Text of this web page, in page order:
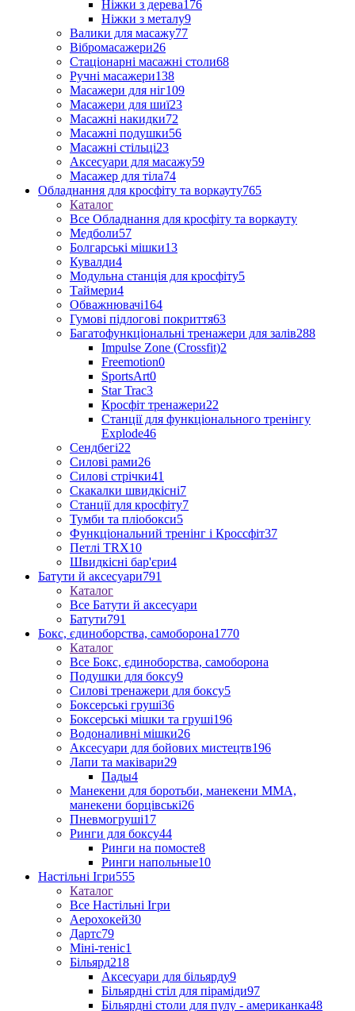
Ніжки з дерева176
Ніжки з металу9
Валики для масажу77
Вібромасажери26
Стаціонарні масажні столи68
Ручні масажери138
Масажери для ніг109
Масажери для шиї23
Масажні накидки72
Масажні подушки56
Масажні стільці23
Аксесуари для масажу59
Масажер для тіла74
Обладнання для кросфіту та воркауту765
Каталог
Все Обладнання для кросфіту та воркауту
Медболи57
Болгарські мішки13
Кувалди4
Модульна станція для кросфіту5
Таймери4
Обважнювачі164
Гумові підлогові покриття63
Багатофункціональні тренажери для залів288
Impulse Zone (Crossfit)2
Freemotion0
SportsArt0
Star Trac3
Кросфіт тренажери22
Станції для функціонального тренінгу
Explode46
Сендбегі22
Силові рами26
Силові стрічки41
Скакалки швидкісні7
Станції для кросфіту7
Тумби та пліобокси5
Функціональний тренінг і Кроссфіт37
Петлі TRX10
Швидкісні бар'єри4
Батути й аксесуари791
Каталог
Все Батути й аксесуари
Батути791
Бокс, єдиноборства, самоборона1770
Каталог
Все Бокс, єдиноборства, самоборона
Подушки для боксу9
Силові тренажери для боксу5
Боксерські груші36
Боксерські мішки та груші196
Водоналивні мішки26
Аксесуари для бойових мистецтв196
Лапи та маківари29
Пады4
Манекени для боротьби, манекени ММА,
манекени борцівські26
Пневмогруші17
Ринги для боксу44
Ринги на помосте8
Ринги напольные10
Настільні Ігри555
Каталог
Все Настільні Ігри
Аерохокей30
Дартс79
Міні-теніс1
Більярд218
Аксесуари для більярду9
Більярдні стіл для піраміди97
Більярдні столи для пулу - американка48